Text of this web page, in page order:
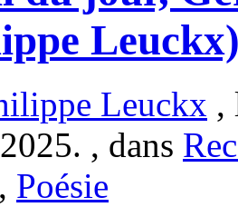
Leuckx ,
, dans
, Poésie